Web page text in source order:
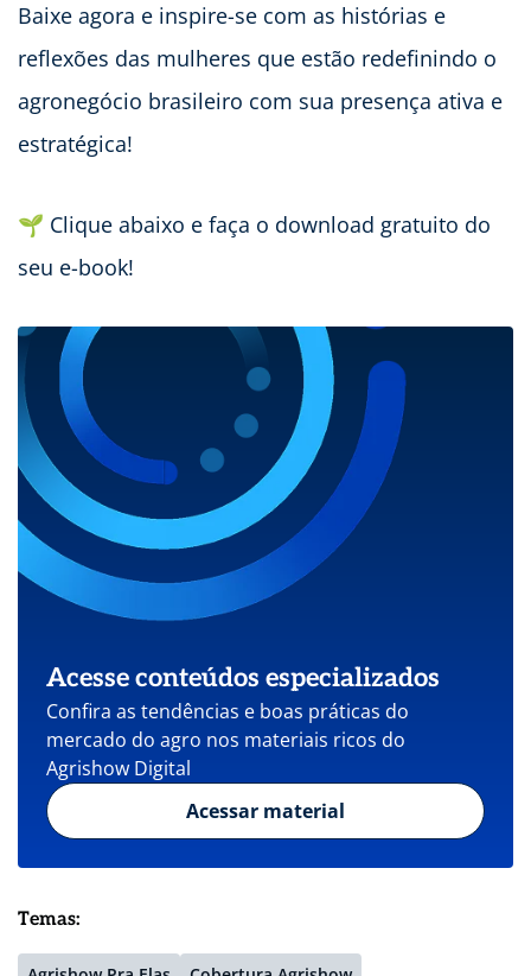
Baixe agora e inspire-se com as histórias e
reflexões das mulheres que estão redefinindo o
agronegócio brasileiro com sua presença ativa e
estratégica!
🌱 Clique abaixo e faça o download gratuito do
seu e-book!
Acesse conteúdos especializados
Confira as tendências e boas práticas do
mercado do agro nos materiais ricos do
Agrishow Digital
Acessar material
Temas: